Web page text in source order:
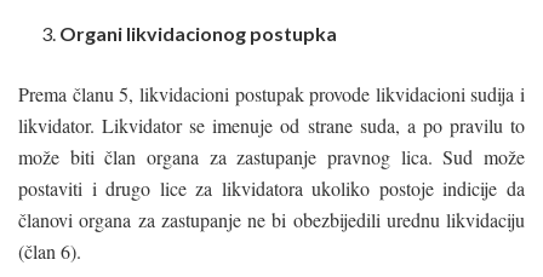
Organi likvidacionog postupka
Prema članu 5, likvidacioni postupak provode likvidacioni sudija i
likvidator. Likvidator se imenuje od strane suda, a po pravilu to
može biti član organa za zastupanje pravnog lica. Sud može
postaviti i drugo lice za likvidatora ukoliko postoje indicije da
članovi organa za zastupanje ne bi obezbijedili urednu likvidaciju
(član 6).